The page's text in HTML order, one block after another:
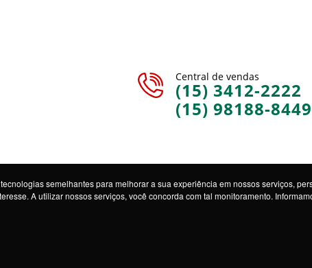
Central de vendas
(15) 3412-2222
(15) 98188-8449
semelhantes para melhorar a sua experiência em nossos serviços,
A utilizar nossos serviços, você concorda com tal monitoramento.